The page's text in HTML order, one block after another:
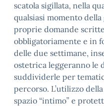
scatola sigillata, nella
qualsiasi momento
proprie domande
obbligatoriamente e in
delle due settimane,
ostetrica leggeranno le
suddividerle per
percorso. L’utilizzo
spazio “intimo” e